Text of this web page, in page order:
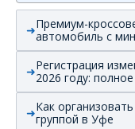
Премиум-
автомобиль с
Регистрация
2026 году:
Как
группой в Уфе